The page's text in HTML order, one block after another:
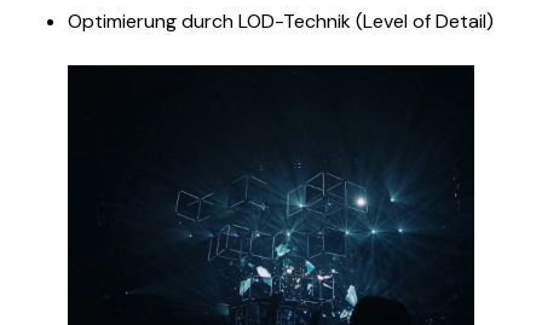
Optimierung durch LOD-Technik (Level of Detail)